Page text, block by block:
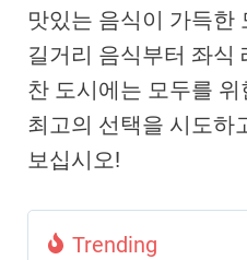
맛있는 음식이 가득한
길거리 음식부터 좌식
찬 도시에는 모두를
최고의 선택을 시도하
보십시오!
Trending